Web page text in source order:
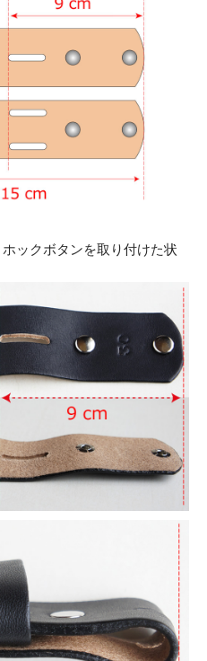
ックボタンを取り付けた状